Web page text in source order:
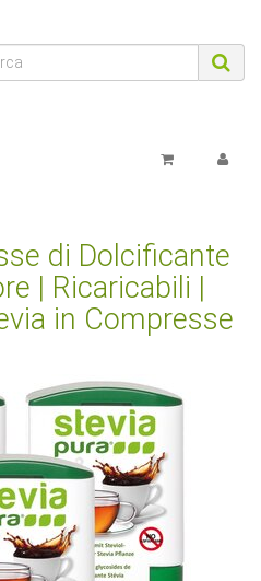
di Dolcificante
| Ricaricabili |
in Compresse